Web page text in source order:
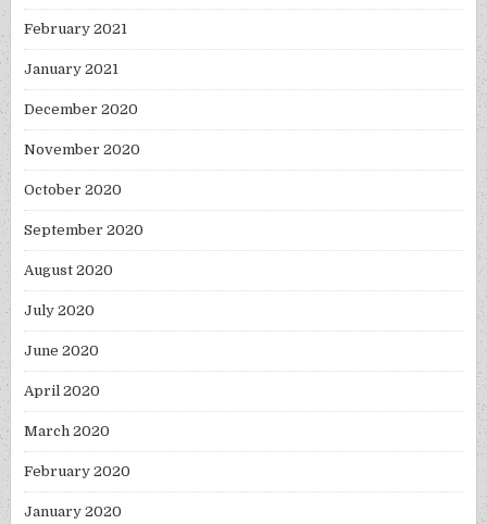
February 2021
January 2021
December 2020
November 2020
October 2020
September 2020
August 2020
July 2020
June 2020
April 2020
March 2020
February 2020
January 2020